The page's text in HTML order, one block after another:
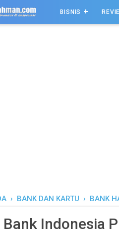
BISNIS
› BANK DAN KARTU › BANK
Bank Indonesia